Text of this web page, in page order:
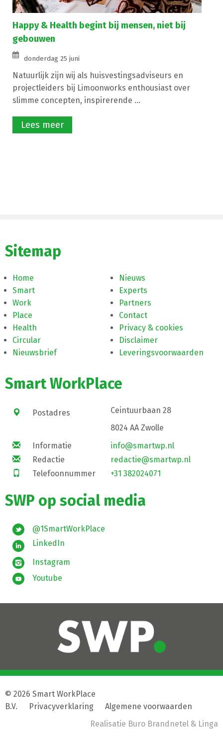
Happy & Health begint bij mensen, niet bij
gebouwen
donderdag 25 juni
Natuurlijk zijn wij als huisvestingsadviseurs en
projectleiders bij Limoonworks enthousiast over
slimme concepten, inspirerende ...
Lees meer
Sitemap
Home
Smart
Work
Place
Health
Circular
Nieuwsbrief
Nieuws
Experts
Partners
Contact
Privacy & cookies
Disclaimer
Leveringsvoorwaarden
Smart WorkPlace
Postadres
Ceintuurbaan 28
8024 AA Zwolle
Informatie
info@smartwp.nl
Redactie
redactie@smartwp.nl
Telefoonnummer
+31 382024071
SWP op social media
@1SmartWorkPlace
LinkedIn
Instagram
Youtube
© 2026 Smart WorkPlace
B.V.
Privacyverklaring
Algemene voorwaarden
Realisatie Buro Brandnetel & Linga